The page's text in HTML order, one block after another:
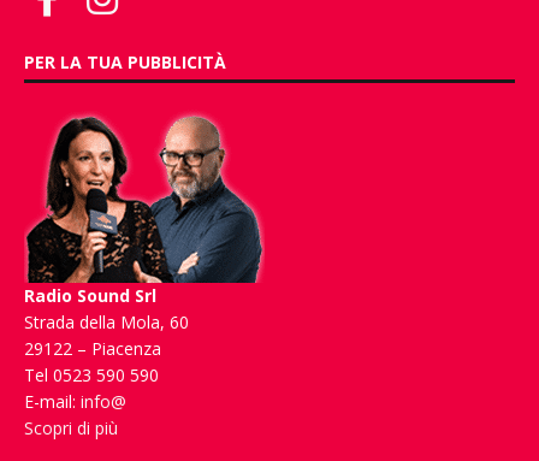
PER LA TUA PUBBLICITÀ
Radio Sound Srl
Strada della Mola, 60
29122 – Piacenza
Tel 0523 590 590
E-mail: info@
Scopri di più